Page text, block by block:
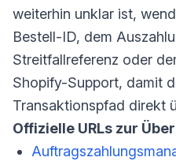
weiterhin unklar ist,
Bestell-ID, dem
Streitfallreferenz oder
Shopify-Support, damit
Transaktionspfad direkt
Offizielle URLs zur